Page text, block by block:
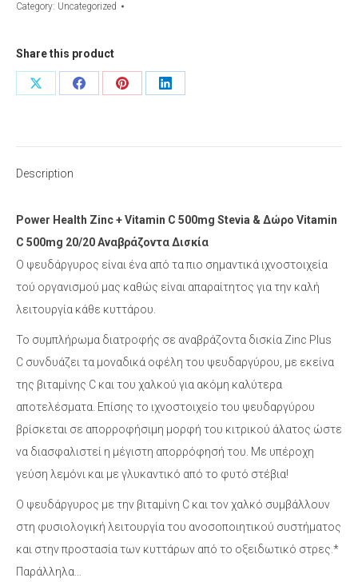
C
Stevia
C
500mg
Αναβράζοντα
Δισκία
quantity
Category: Uncategorized
Share this product
Share
Share
Share
Share
Description
Power Health Zinc + Vitamin C 500mg Stevia & Δώρο Vitamin
C 500mg 20/20 Αναβράζοντα Δισκία
Ο ψευδάργυρος είναι ένα από τα πιο σημαντικά ιχνοστοιχεία
τού οργανισμού μας καθώς είναι απαραίτητος για την καλή
λειτουργία κάθε κυττάρου.
Το συμπλήρωμα διατροφής σε αναβράζοντα δισκία Zinc Plus
C συνδυάζει τα μοναδικά οφέλη του ψευδαργύρου, με εκείνα
της βιταμίνης C και του χαλκού για ακόμη καλύτερα
αποτελέσματα. Επίσης το ιχνοστοιχείο του ψευδαργύρου
βρίσκεται σε απορροφήσιμη μορφή του κιτρικού άλατος ώστε
να διασφαλιστεί η μέγιστη απορρόφησή του. Με υπέροχη
γεύση λεμόνι και με γλυκαντικό από το φυτό στέβια!
Ο ψευδάργυρος με την βιταμίνη C και τον χαλκό συμβάλλουν
στη φυσιολογική λειτουργία του ανοσοποιητικού συστήματος
και στην προστασία των κυττάρων από το οξειδωτικό στρες.*
Παράλληλα…